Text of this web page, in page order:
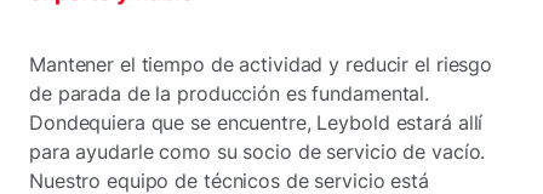
Mantener el tiempo de actividad y reducir el riesgo
de parada de la producción es fundamental.
Dondequiera que se encuentre, Leybold estará allí
para ayudarle como su socio de servicio de vacío.
Nuestro equipo de técnicos de servicio está